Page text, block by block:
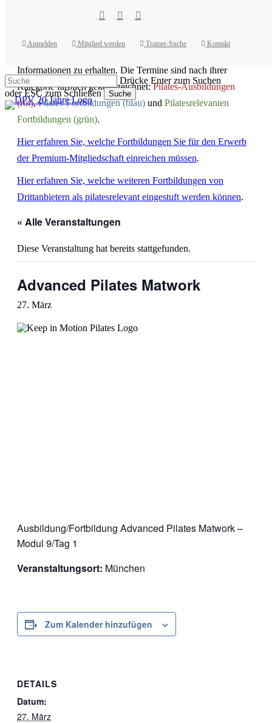
contentAnmelden Mitglied werden Trainer-Suche Kontakt
Drücke Enter zum Suchen
oder ESC zum Schließen
Suche
Close
Search
Informationen zu erhalten. Die Termine sind nach ihrer
Kategorie farblich gekennzeichnet:Pilates-Ausbildungen
(rot),Pilates-Fortbildungen (blau) und Pilatesrelevanten
Fortbildungen (grün).
Hier erfahren Sie, welche Fortbildungen Sie für den Erwerb
der Premium-Mitgliedschaft einreichen müssen.
Hier erfahren Sie, welche weiteren Fortbildungen von
Drittanbietern als pilatesrelevant eingestuft werden können.
« Alle Veranstaltungen
Diese Veranstaltung hat bereits stattgefunden.
Advanced Pilates Matwork
27. März
Ausbildung/Fortbildung Advanced Pilates Matwork –
Modul 9/Tag 1
Veranstaltungsort: München
Zum Kalender hinzufügen
DETAILS
Datum:
27. März